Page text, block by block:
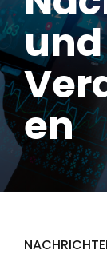
und
en